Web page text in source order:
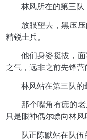
林风所在的第三队
放眼望去，黑压
精锐士兵。
他们身姿挺拔，
之气，远非之前先锋营
林风站在第三队的
那个嘴角有痣的
只是眼神偶尔瞟向林风
队正陈默站在队伍